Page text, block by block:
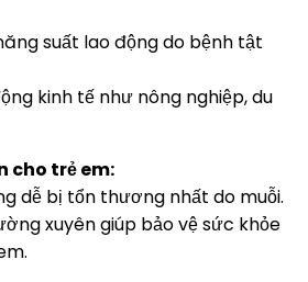
suất lao động do bệnh tật
kinh tế như nông nghiệp, du
cho trẻ em:
dễ bị tổn thương nhất do muỗi.
xuyên giúp bảo vệ sức khỏe